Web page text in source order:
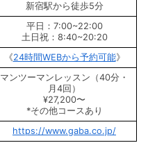
新宿駅から徒歩5分
平日：7:00~22:00
土日祝：8:40~20:20
《24時間WEBから予約可能》
マンツーマンレッスン（40分・
月4回）
¥27,200〜
*その他コースあり
https://www.gaba.co.jp/